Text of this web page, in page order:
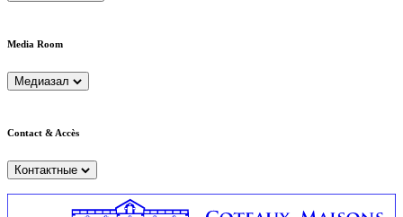
Media Room
Медиазал
Contact & Accès
Контактные